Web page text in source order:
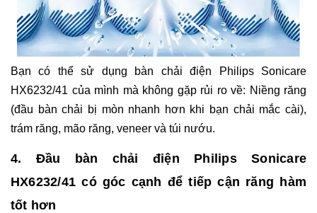
Bạn có thể sử dụng bàn chải điện Philips Sonicare
HX6232/41 của mình mà không gặp rủi ro về: Niềng răng
(đầu bàn chải bị mòn nhanh hơn khi bạn chải mắc cài),
trám răng, mão răng, veneer và túi nướu.
4. Đầu bàn chải điện Philips Sonicare
HX6232/41 có góc cạnh để tiếp cận răng hàm
tốt hơn